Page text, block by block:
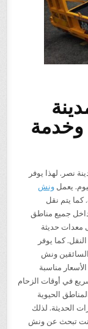
نصر. لهذا يوفر
يعملونش
يتم نقل
داخل جميع مناطق
معدات حديثة
كما يوفر
السائقين ونش
الأسعار مناسبة
دعم سريع في أوقات الزحام
الحيوية
الحديثة. لذلك
كنت تبحث عن ونش